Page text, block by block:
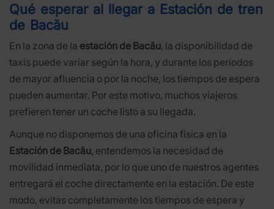
Qué esperar al llegar a Estación de tren
de Bacău
En la zona de la estación de Bacău, la disponibilidad de
taxis puede variar según la hora, y durante los períodos
de mayor afluencia o por la noche, los tiempos de espera
pueden aumentar. Por este motivo, muchos viajeros
prefieren tener un coche listo a su llegada.
Aunque no disponemos de una oficina física en la
Estación de Bacău, entendemos la necesidad de
movilidad inmediata, por lo que uno de nuestros agentes
entregará el coche directamente en la estación. De este
modo, evitas completamente los tiempos de espera y